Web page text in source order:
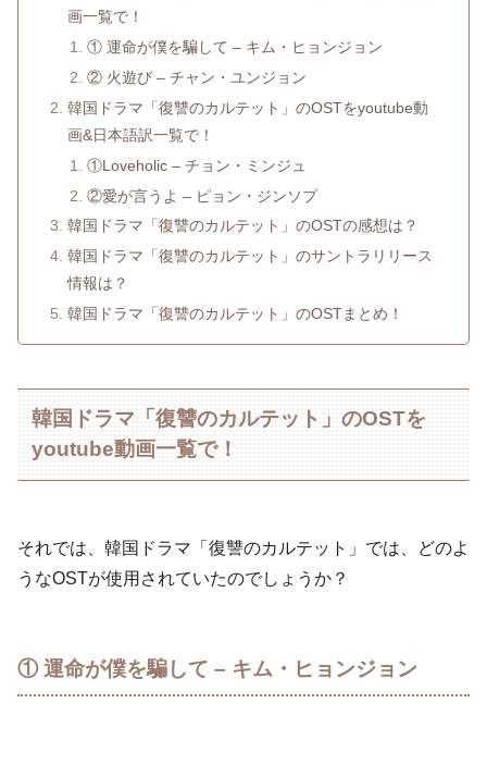
画一覧で！
① 運命が僕を騙して – キム・ヒョンジョン
② 火遊び – チャン・ユンジョン
韓国ドラマ「復讐のカルテット」のOSTをyoutube動
画&日本語訳一覧で！
①Loveholic – チョン・ミンジュ
②愛が言うよ – ピョン・ジンソプ
韓国ドラマ「復讐のカルテット」のOSTの感想は？
韓国ドラマ「復讐のカルテット」のサントラリリース
情報は？
韓国ドラマ「復讐のカルテット」のOSTまとめ！
韓国ドラマ「復讐のカルテット」のOSTを
youtube動画一覧で！
それでは、韓国ドラマ「復讐のカルテット」では、どのよ
うなOSTが使用されていたのでしょうか？
① 運命が僕を騙して – キム・ヒョンジョン